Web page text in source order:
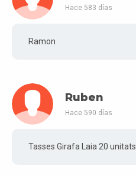
Hace 583 días
Ramon
Ruben
Hace 590 días
Tasses Girafa Laia 20 unitats